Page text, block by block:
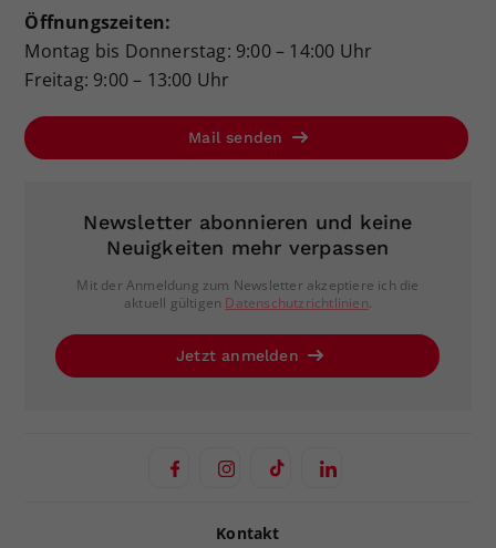
Öffnungszeiten:
Montag bis Donnerstag: 9:00 – 14:00 Uhr
Freitag: 9:00 – 13:00 Uhr
Mail senden
Newsletter abonnieren und keine
Neuigkeiten mehr verpassen
Mit der Anmeldung zum Newsletter akzeptiere ich die
aktuell gültigen Datenschutzrichtlinien.
Jetzt anmelden
Kontakt